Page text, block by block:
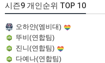
시즌9 개인순위 TOP 10
오하얀(엠비대)
뚜비(연합팀)
진니(연합팀)
다예나(연합팀)